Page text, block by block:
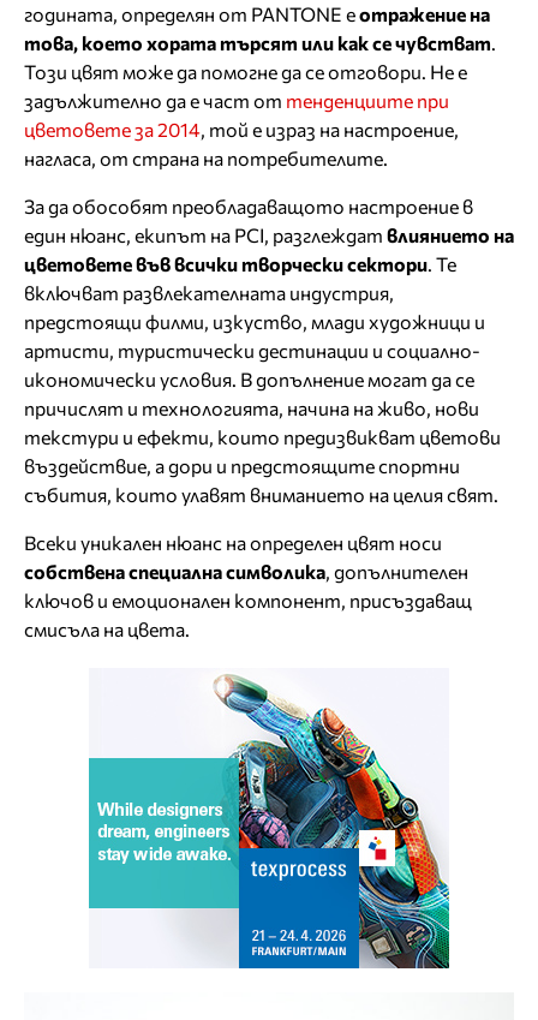
годината, определян от PANTONE еотражение на
това, което хората търсят или как се чувстват
Този цвят може да помогне да се отговори. Не е
задължително да е част от тенденциите при
цветовете за 2014 , той е израз на настроение,
нагласа, от страна на потребителите.
За да обособят преобладаващото настроение в
един нюанс, екипът на PCI, разглеждат влиянието на
цветовете във всички творчески сектори . Те
включват развлекателната индустрия,
предстоящи филми, изкуство, млади художници и
артисти, туристически дестинации и социално-
икономически условия. В допълнение могат да се
причислят и технологията, начина на живо, нови
текстури и ефекти, които предизвикват цветови
въздействие, а дори и предстоящите спортни
събития, които улавят вниманието на целия свят.
Всеки уникален нюанс на определен цвят носи
собствена специална символика , допълнителен
ключов и емоционален компонент, присъздаващ
смисъла на цвета.